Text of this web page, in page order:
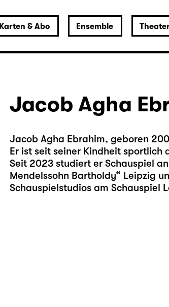
Karten & Abo Ensemble
Jacob Agha
Jacob Agha Ebrahim, geboren
Er ist seit seiner Kindheit sportlich
Seit 2023 studiert er Schauspiel
Mendelssohn Bartholdy“ Leipzig
Schauspielstudios am Schauspiel